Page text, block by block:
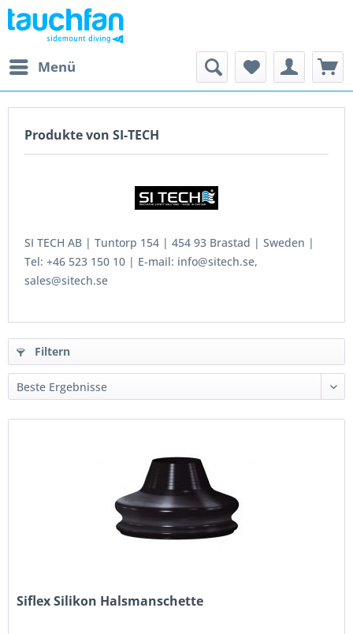
Menü
Produkte von SI-TECH
SI TECH AB | Tuntorp 154 | 454 93 Brastad | Sweden |
Tel: +46 523 150 10 | E-mail: info@sitech.se,
sales@sitech.se
Filtern
Siflex Silikon Halsmanschette